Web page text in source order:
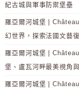
紀古城與軍事防禦堡壘
羅亞爾河城堡 |
幻世界，探索法國文藝
羅亞爾河城堡 |
堡、盧瓦河畔最美視角
羅亞爾河城堡 |